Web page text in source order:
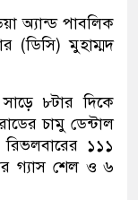
অ্যান্ড পাবলিক
(ডিসি) মুহাম্মদ
৮টার দিকে
চামু ডেন্টাল
১১১
গ্যাস শেল ও ৬